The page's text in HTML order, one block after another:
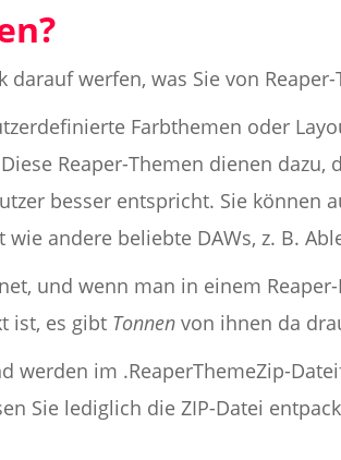
werfen, was Sie von
Farbthemen oder
Reaper-Themen dienen dazu,
besser entspricht. Sie können
andere beliebte DAWs, z. B.
und wenn man in einem
ist, es gibt Tonnen von ihnen da
werden im .ReaperThemeZip-
Sie lediglich die ZIP-Datei